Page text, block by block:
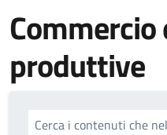
produttive
Cerca i contenuti che nel